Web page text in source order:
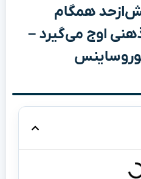
همگام
اوج می‌گیرد –